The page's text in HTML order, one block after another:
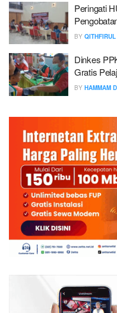
Peringati
BY
Dinkes
Gratis
BY HAMMAM